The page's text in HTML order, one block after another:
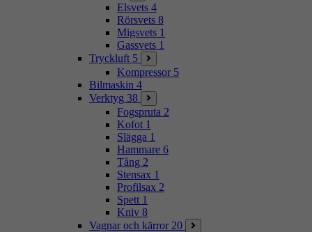
Elsvets 4
Rörsvets 8
Migsvets 1
Gassvets 1
Tryckluft 5
Kompressor 5
Bilmaskin 4
Verktyg 38
Fogspruta 2
Kofot 1
Slägga 1
Hammare 6
Tång 2
Stensax 1
Profilsax 2
Spett 1
Kniv 8
Vagnar och kärror 20